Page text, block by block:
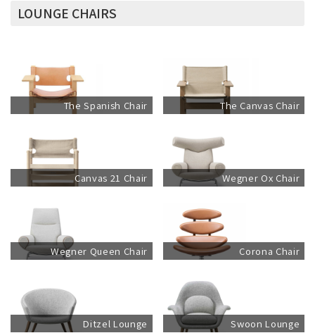
LOUNGE CHAIRS
The Spanish Chair The Canvas Chair
Canvas 21 Chair Wegner Ox Chair
Wegner Queen Chair Corona Chair
Ditzel Lounge Swoon Lounge